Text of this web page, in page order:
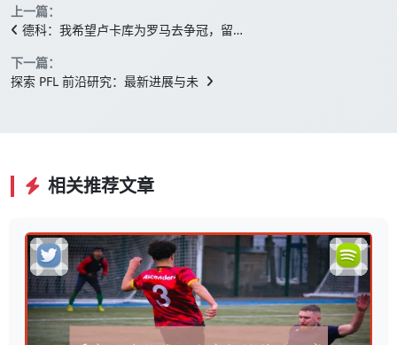
上一篇：
德科：我希望卢卡库为罗马去争冠，留…
下一篇：
探索 PFL 前沿研究：最新进展与未
相关推荐文章